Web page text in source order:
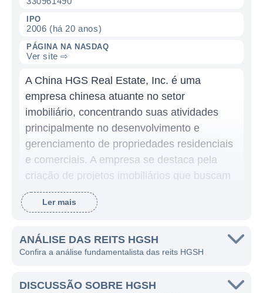
IPO
2006 (há 20 anos)
PÁGINA NA NASDAQ
Ver site ⇨
A China HGS Real Estate, Inc. é uma
empresa chinesa atuante no setor
imobiliário, concentrando suas atividades
principalmente no desenvolvimento e
gerenciamento de propriedades residenciais
e comerciais. A empresa se destaca pela
criação de projetos imobiliários que buscam
atender às necessidades da crescente
demanda habitacional e comercial na China,
desenvolvimento.
venda de propriedades residenciais, além do
Ler mais
ANÁLISE DAS REITS HGSH
Confira a análise fundamentalista das reits HGSH
DISCUSSÃO SOBRE HGSH